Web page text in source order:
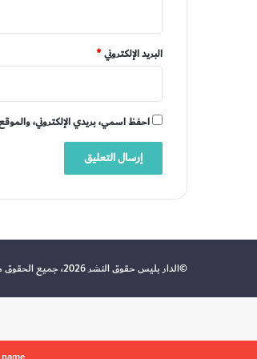
البريد الإلكتروني*
احفظ اسمي، بريدي الإلكتروني،
©الدار بليس حقوق النشر 2026، جميع الحقوق محفوظة